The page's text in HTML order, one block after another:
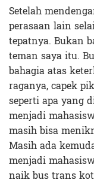
Setelah
perasaan lain
tepatnya. Bukan
teman saya itu.
bahagia atas
raganya, capek
seperti apa yang
menjadi
masih bisa
Masih ada
menjadi
naik bus trans